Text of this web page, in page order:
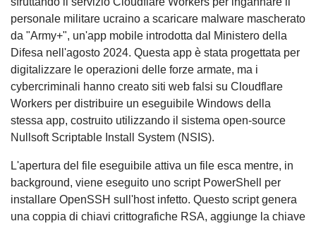
personale militare ucraino a scaricare malware mascherato
da "Army+", un'app mobile introdotta dal Ministero della
Difesa nell'agosto 2024. Questa app è stata progettata per
digitalizzare le operazioni delle forze armate, ma i
cybercriminali hanno creato siti web falsi su Cloudflare
Workers per distribuire un eseguibile Windows della
stessa app, costruito utilizzando il sistema open-source
Nullsoft Scriptable Install System (NSIS).
L'apertura del file eseguibile attiva un file esca mentre, in
background, viene eseguito uno script PowerShell per
installare OpenSSH sull'host infetto. Questo script genera
una coppia di chiavi crittografiche RSA, aggiunge la chiave